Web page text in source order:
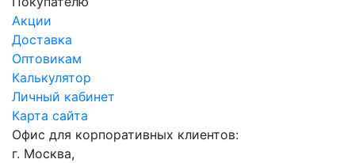
Акции
Доставка
Оптовикам
Калькулятор
Личный кабинет
Карта сайта
Офис для корпоративных клиентов:
г. Москва,